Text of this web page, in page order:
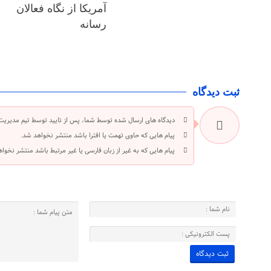
آمریکا از نگاه فعالان
رسانه
ثبت دیدگاه
دیدگاه های ارسال شده توسط شما، پس از تایید توسط تیم
پیام هایی که حاوی تهمت یا افترا باشد منتشر نخواهد شد.
پیام هایی که به غیر از زبان فارسی یا غیر مرتبط باشد منتشر